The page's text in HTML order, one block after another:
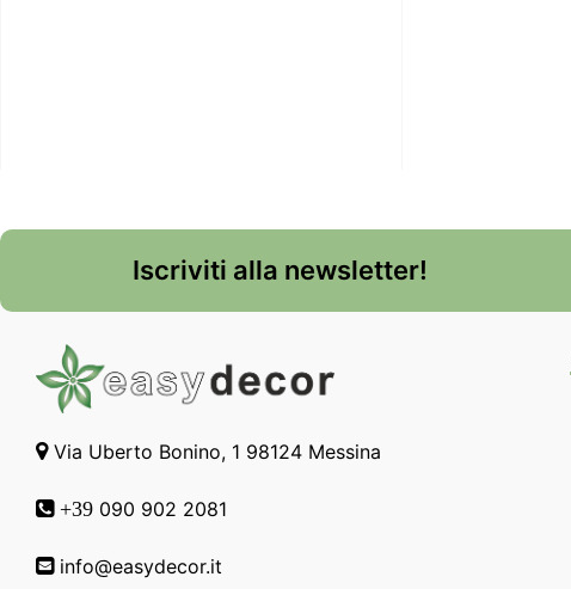
Iscriviti alla newsletter!
Via Uberto Bonino, 1 98124 Messina
+39 090 902 2081
info@easydecor.it